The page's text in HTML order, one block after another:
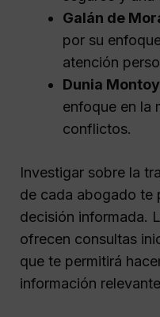
Galán de
por su
atención
Dunia
enfoque en la
conflictos.
Investigar sobre la
de cada abogado te
decisión informada.
ofrecen consultas
que te permitirá
información